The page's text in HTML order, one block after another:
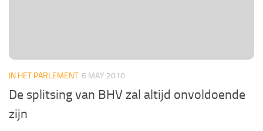
IN HET PARLEMENT 6 MAY 2010
De splitsing van BHV zal altijd onvoldoende
zijn